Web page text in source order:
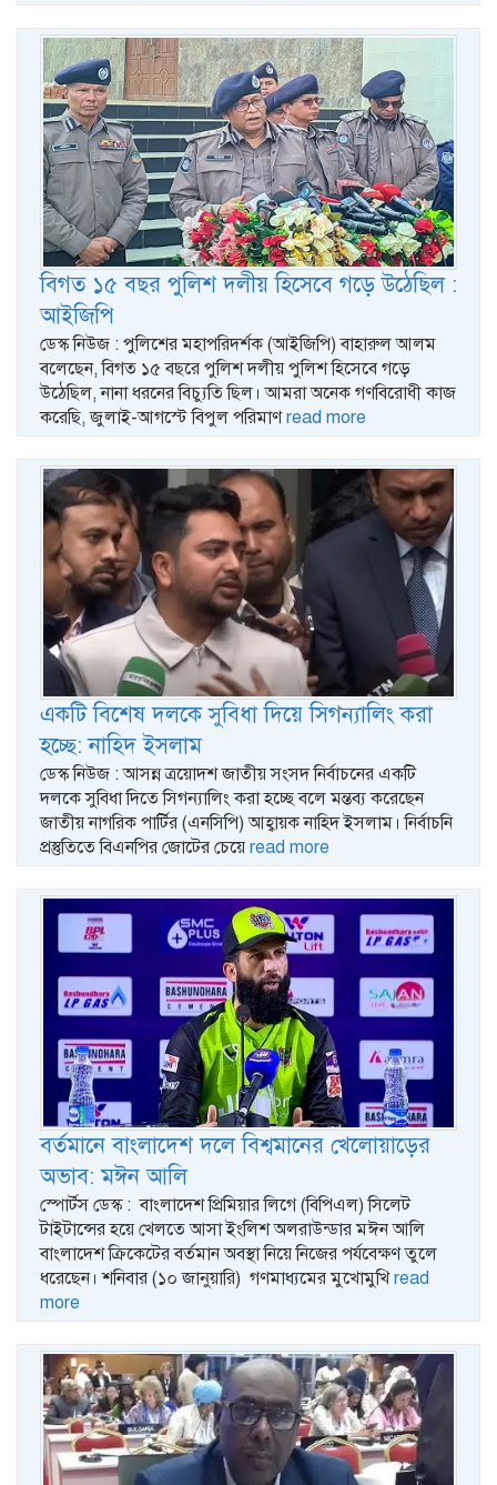
বিগত ১৫ বছর পুলিশ দলীয় হিসেবে গড়ে উঠেছিল :
আইজিপি
ডেস্ক নিউজ : পুলিশের মহাপরিদর্শক (আইজিপি) বাহারুল আলম
বলেছেন, বিগত ১৫ বছরে পুলিশ দলীয় পুলিশ হিসেবে গড়ে
উঠেছিল, নানা ধরনের বিচ্যুতি ছিল। আমরা অনেক গণবিরোধী কাজ
করেছি, জুলাই-আগস্টে বিপুল পরিমাণread more
একটি বিশেষ দলকে সুবিধা দিয়ে সিগন্যালিং করা
হচ্ছে: নাহিদ ইসলাম
ডেস্ক নিউজ : আসন্ন ত্রয়োদশ জাতীয় সংসদ নির্বাচনের একটি
দলকে সুবিধা দিতে সিগন্যালিং করা হচ্ছে বলে মন্তব্য করেছেন
জাতীয় নাগরিক পার্টির (এনসিপি) আহ্বায়ক নাহিদ ইসলাম। নির্বাচনি
প্রস্তুতিতে বিএনপির জোটের চেয়েread more
বর্তমানে বাংলাদেশ দলে বিশ্বমানের খেলোয়াড়ের
অভাব: মঈন আলি
স্পোর্টস ডেস্ক : বাংলাদেশ প্রিমিয়ার লিগে (বিপিএল) সিলেট
টাইটান্সের হয়ে খেলতে আসা ইংলিশ অলরাউন্ডার মঈন আলি
বাংলাদেশ ক্রিকেটের বর্তমান অবস্থা নিয়ে নিজের পর্যবেক্ষণ তুলে
ধরেছেন। শনিবার (১০ জানুয়ারি) গণমাধ্যমের মুখোমুখিread
more